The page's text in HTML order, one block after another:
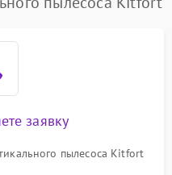
заявку
пылесоса Kitfort